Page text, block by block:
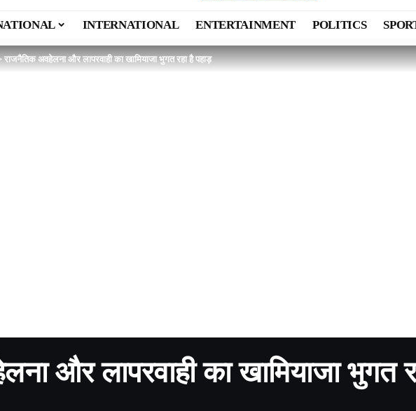
INTERNATIONAL ENTERTAINMENT POLITICS
राजनैतिक अवहेलना और लापरवाही का खामियाजा भुगत रहा है पहाड़
और लापरवाही का खामियाजा भुगत